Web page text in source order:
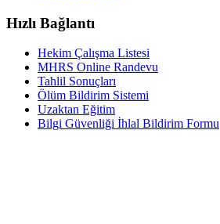
Hızlı Bağlantı
Hekim Çalışma Listesi
MHRS Online Randevu
Tahlil Sonuçları
Ölüm Bildirim Sistemi
Uzaktan Eğitim
Bilgi Güvenliği İhlal Bildirim Formu